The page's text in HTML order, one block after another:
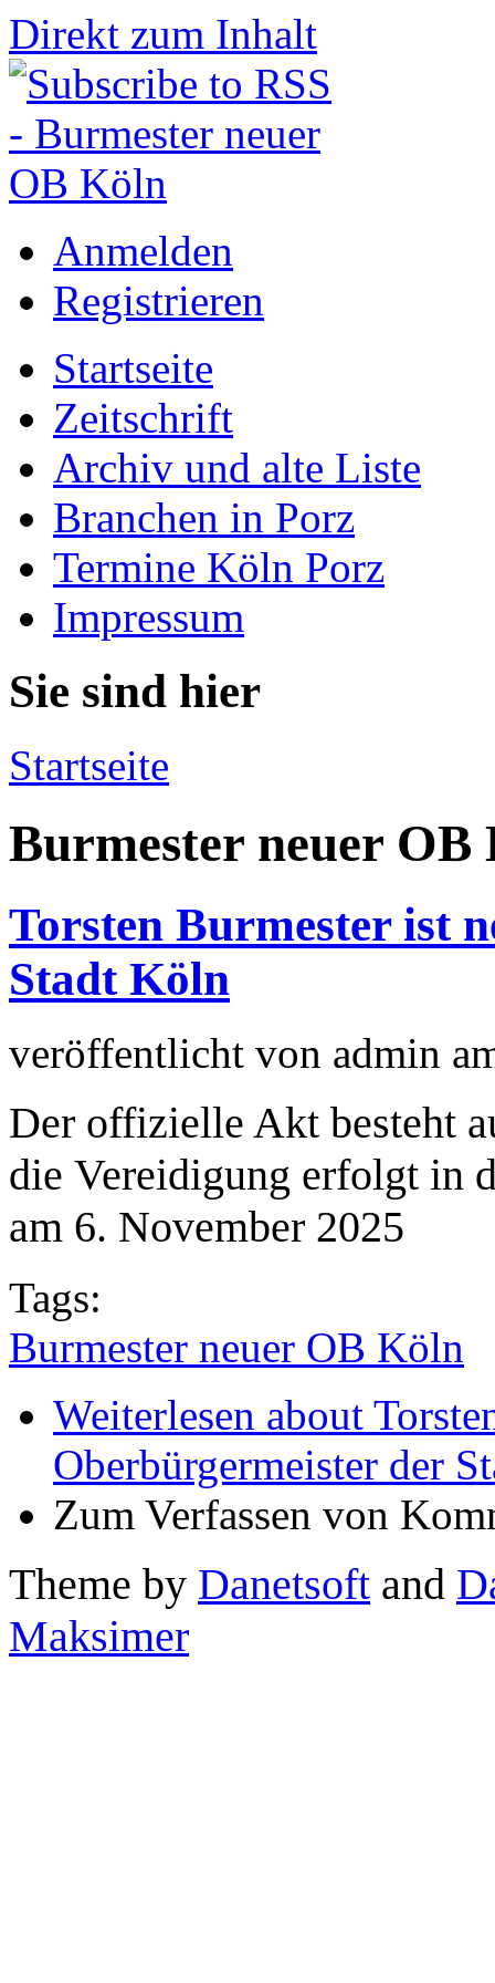
Direkt zum Inhalt
Anmelden
Registrieren
Startseite
Zeitschrift
Archiv und alte Liste
Branchen in Porz
Termine Köln Porz
Impressum
Sie sind hier
Startseite
Burmester neuer OB
Torsten Burmester ist
Stadt Köln
veröffentlicht von admin
Der offizielle Akt besteht
die Vereidigung erfolgt in
am 6. November 2025
Tags:
Burmester neuer OB Köln
Weiterlesen about
Oberbürgermeister der
Zum Verfassen von
Theme by Danetsoft and
Maksimer